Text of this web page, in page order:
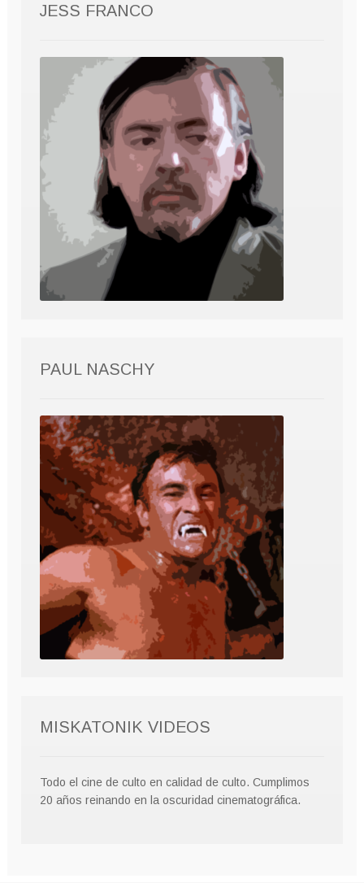
JESS FRANCO
PAUL NASCHY
MISKATONIK VIDEOS
Todo el cine de culto en calidad de culto. Cumplimos
20 años reinando en la oscuridad cinematográfica.